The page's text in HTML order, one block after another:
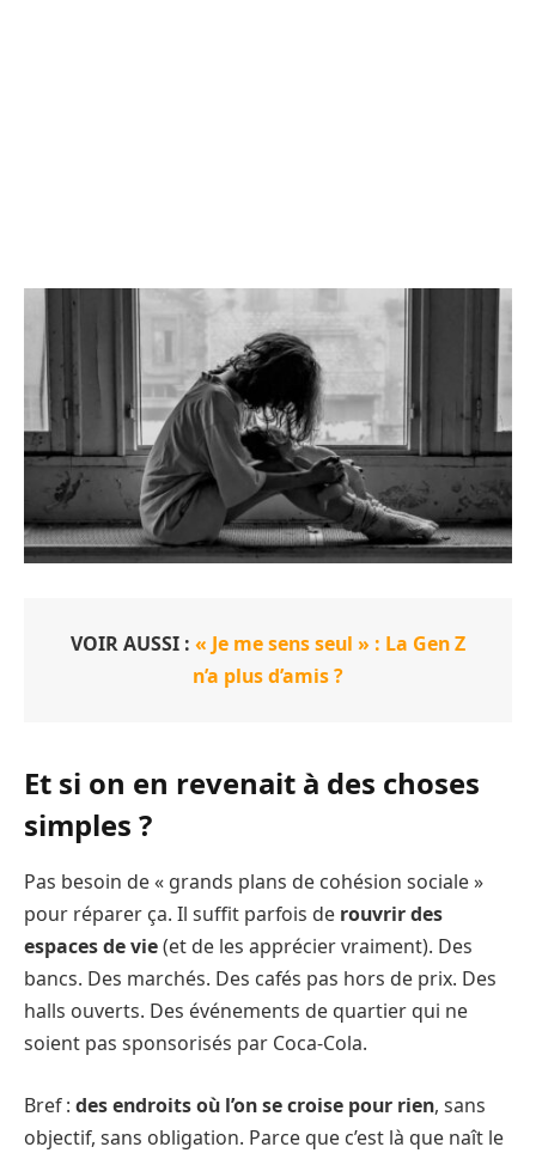
VOIR AUSSI : « Je me sens seul » : La Gen Z
n’a plus d’amis ?
Et si on en revenait à des choses
simples ?
Pas besoin de « grands plans de cohésion sociale »
pour réparer ça. Il suffit parfois de rouvrir des
espaces de vie(et de les apprécier vraiment). Des
bancs. Des marchés. Des cafés pas hors de prix. Des
halls ouverts. Des événements de quartier qui ne
soient pas sponsorisés par Coca-Cola.
Bref : des endroits où l’on se croise pour rien, sans
objectif, sans obligation. Parce que c’est là que naît le